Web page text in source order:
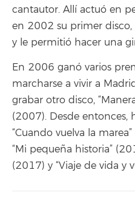
cantautor. Allí actuó en
en 2002 su primer disco,
y le permitió hacer una
En 2006 ganó varios
marcharse a vivir a
grabar otro disco,
(2007). Desde
“Cuando vuelva la
“Mi pequeña historia”
(2017) y “Viaje de vida y